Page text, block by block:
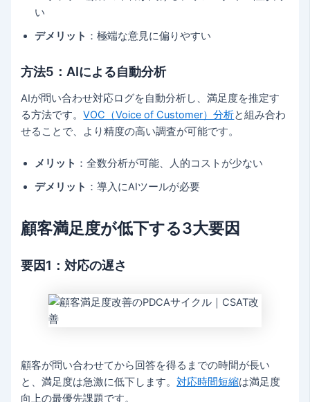
い
デメリット ：極端な意見に偏りやすい
方法5：AIによる自動分析
AIが問い合わせ対応ログを自動分析し、満足度を推定す
る方法です。VOC（Voice of Customer）分析と組み合わ
せることで、より精度の高い調査が可能です。
メリット ：全数分析が可能、人的コストが少ない
デメリット ：導入にAIツールが必要
顧客満足度が低下する3大要因
要因1：対応の遅さ
顧客が問い合わせてから回答を得るまでの時間が長い
と、満足度は急激に低下します。対応時間短縮は満足度
向上の最優先課題です。